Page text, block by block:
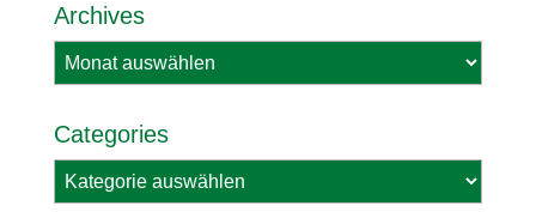
Archives
Archives
Categories
Categories